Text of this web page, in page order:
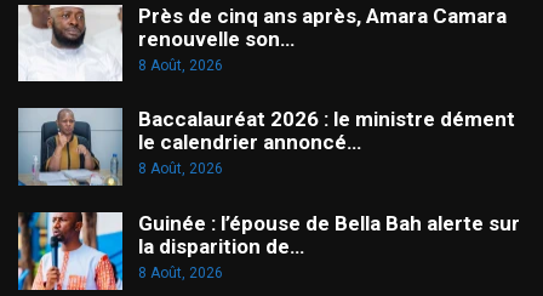
Près de cinq ans après, Amara Camara
renouvelle son…
8 Août, 2026
Baccalauréat 2026 : le ministre dément
le calendrier annoncé…
8 Août, 2026
Guinée : l’épouse de Bella Bah alerte sur
la disparition de…
8 Août, 2026